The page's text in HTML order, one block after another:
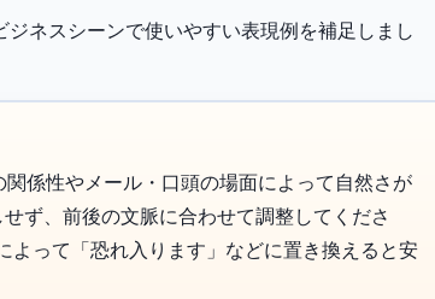
ネスシーンで使いやすい表現例を補足しまし
係性やメール・口頭の場面によって自然さが
ず、前後の文脈に合わせて調整してくださ
って「恐れ入ります」などに置き換えると安